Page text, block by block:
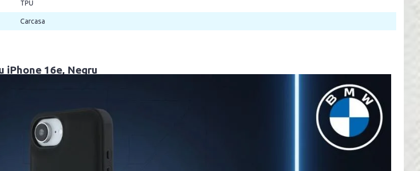
TPU
Carcasa
iPhone 16e, Negru